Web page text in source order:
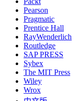
Pearson
Pragmatic
Prentice Hall
RayWenderlich
Routledge
SAP PRESS
Sybex
The MIT Press
Wiley
Wrox